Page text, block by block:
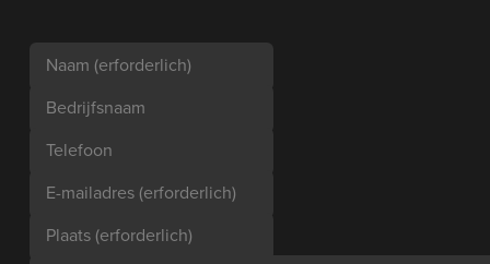
Naam (erforderlich)
Bedrijfsnaam
Telefoon
E-mailadres (erforderlich)
Plaats (erforderlich)